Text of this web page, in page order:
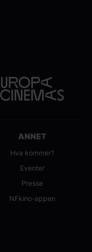
ANNET
Hva kommer?
Eventer
Presse
NFkino-appen